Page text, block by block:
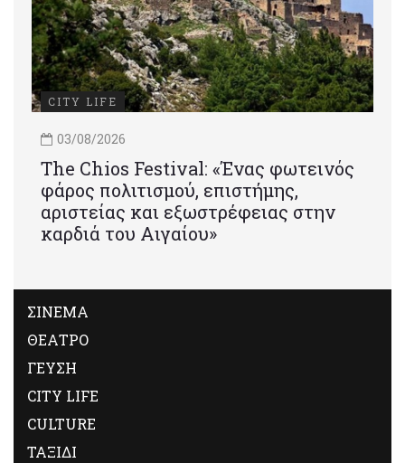
CITY LIFE
03/08/2026
Τhe Chios Festival: «Ένας φωτεινός
φάρος πολιτισμού, επιστήμης,
αριστείας και εξωστρέφειας στην
καρδιά του Αιγαίου»
ΣΙΝΕΜΑ
ΘΕΑΤΡΟ
ΓΕΥΣΗ
CITY LIFE
CULTURE
ΤΑΞΙΔΙ